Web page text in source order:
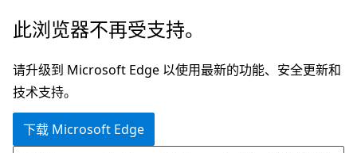
跳
主
要
内
此浏览器不再受支持。
请升级到 Microsoft Edge 以使用最新的功能、安全更新和
技术支持。
下载 Microsoft Edge